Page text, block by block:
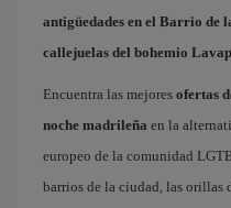
antigüedades en el Barrio de
callejuelas del bohemio
Encuentra las mejores ofertas
noche madrileña en la
europeo de la comunidad
barrios de la ciudad, las orillas